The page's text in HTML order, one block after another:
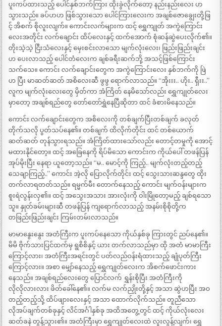
ပူးကပ်ထားသည့် ပေါင်နှစ်ဘက်ကြား ထိုးခွဲလိုက်တော့ နည်းနည်းလေး ဟ
သွားသည်။ ခပ်ဟဟ ဖြစ်သွားသော ပေါင်ကြားလေးက အချစ်ဇောချွေးတို့ဖြ
င့် အိစက် စိုလူးလျက်။ ကောင်းလက်များက ထင့် ရွှေကျုတ် အကွဲကြောင်း
လေးအတိုင်း လက်ချောင်း ထိပ်လေးနှင့် ထက်အောက် စုံဆန်ဆွဲပေးလိုက်၏။
တိုးသဲ့သဲ့ ငြီးသံလေးနှင့် မှေးစင်းလာသော မျက်လုံးလေး၊ ဖြည်းဖြည်းချင်း
ဟ ပေးလာသည့် ပေါင်တံလေးက ချစ်ခရီးဆက်ဘို့ အသင့်ဖြစ်ကြောင်း
သက်သေ။ ကောင်း လက်ချောင်းတွေက အကွဲကြောင်းလေး နှစ်ဘက်ကို ဖြဲ
ဟ ပြီး မာဆတ်ဆတ် အစိလေးဆီ ဖွဖွ ရောက်လာသည်။ “အိုးးး.. ဟိုး.. ရှီးး..”
လူက မျက်လုံးလေးတွေ မှိတ်ကာ အံကြိတ် နေမိသော်လည်း ရွှေကျုတ်လေး
မှာတော့ အချစ်ရည်တွေ တော်တော်ရွှဲနေပြီဆိုတာ ထင် ခံစားမိနေသည်။
ကောင်း လက်ချောင်းတွေက အစိလေးကို တစ်ချက်ပြီးတစ်ချက် ခလုတ်
တိုက်သလို ပွတ်သပ်နေ၏။ တစ်ချက် ထိလိုက်တိုင်း ထင် တစ်ယောက်
ဆတ်ဆတ် တုန်သွားရသည်။ အံကြိတ်ထားသော်လည်း တောင့်တမှုကို အောင့်
မထားနိုင်တော့။ ထင့် အခြေနေကို ရိပ်မိသော ကောင်းက ကိုယ်ပေါ် တဖန်ပြန်
အုပ်မိုးပြီး နေရာ ယူတော့သည်။ “မ.. မောင့်ကို ကြည့်.. မျက်လုံးတည့်တည့်
သေချာကြည့်..” ကောင်း အဲ့လို ပြောလိုက်တိုင်း ထင့် သွေးသားဆန္ဒတွေ ထိုး
တက်လာရတတ်သည်။ ရမ္မက်မီး တောက်နေသည့် ကောင်း မျက်ဝန်းများက
စူးရဲလွန်းလှ၏။ ထင့် အသွေးအသား အားလုံးကို ဝါးမြိုတော့မည့် ချစ်ရသော
သူ။ နှုတ်ခမ်းများဆီ တဖန်ပြန် ကျရောက်လာသည့် အနမ်းစိုစိုတို့က
တဖြည်းဖြည်းချင်း ကြမ်းတမ်းလာသည်။
မာမာနွေးနွေး အတံကြီးက ပူးကပ်နေသော ကိုယ်နှစ်ခု ကြားတွင် ညပ်နေ၏။
မိမိ ဗိုက်သားပြင်ထက်မှ ရွစိစိနှင့် ယား တက်လာသည်မှာ ထို အတံ မာမာကြီး
ကြောင့်လား၊ အတံကြီးအရင်းတွင် ပတ်လည်ဝန်းရံထားသည့် ချုံပုတ်ကြီး
ကြောင့်လား။ အစာ မျှော်နေသည့် ရွှေကျုတ်လေးက အိစက်ဖောင်းကား
နေသည်။ အချစ်ရည်လေးတွေ ပြောင်လက် ရွှန်းစိုပြီး အတံကြီးကို
လိုလိုလားလား ဖိတ်ခေါ်နေ၏။ လက်မ လက်ညှိုးတို့နှင့် အသာ ဆွဲဟပြီး အဝ
တည့်တည့်သို့ ထိပ်ဖျားလေးနှင့် အသာ ထောက်လိုက်သည်။ တူညီသော
လိုအပ်ချက်တစ်ခုနှင့် လိင်အင်္ဂါနှစ်ခု အထိအတွေ့တွင် ထင့် ကိုယ်လုံးလေး
ဆတ်ခနဲ တွန့်သွား၏။ အတံကြီးမှာ ရွှေကျုတ်လေးထဲ လူးလွန့်လျက်၊ ရွှေ